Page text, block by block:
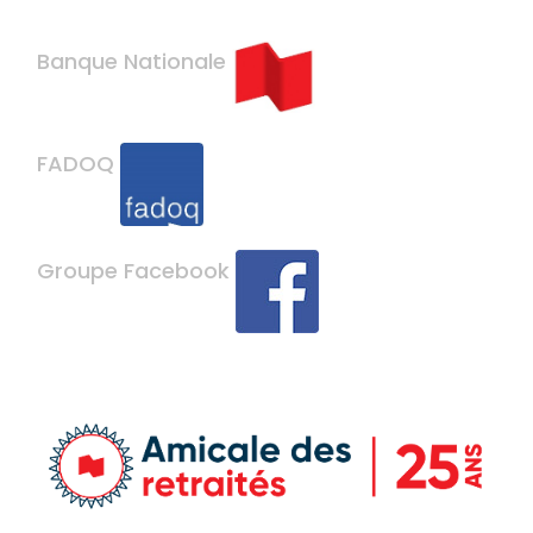
Banque Nationale
FADOQ
Groupe Facebook